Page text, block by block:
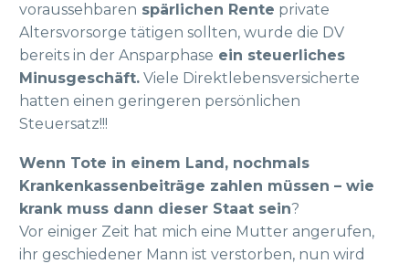
voraussehbaren spärlichen Rente private
Altersvorsorge tätigen sollten, wurde die DV
bereits in der Ansparphase ein steuerliches
Minusgeschäft. Viele Direktlebensversicherte
hatten einen geringeren persönlichen
Steuersatz!!!
Wenn Tote in einem Land, nochmals
Krankenkassenbeiträge zahlen müssen – wie
krank muss dann dieser Staat sein?
Vor einiger Zeit hat mich eine Mutter angerufen,
ihr geschiedener Mann ist verstorben, nun wird